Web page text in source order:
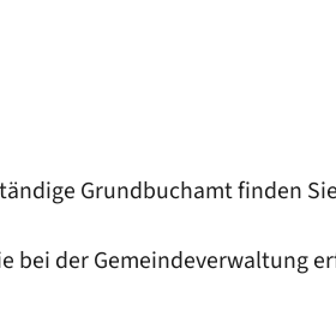
Grundbuchamt finden
bei der Gemeindeverwaltung